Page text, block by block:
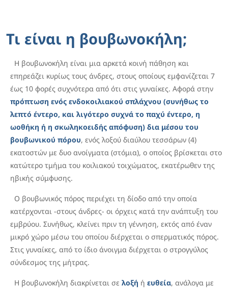
Τι είναι η βουβωνοκήλη;
Η βουβωνοκήλη είναι μια αρκετά κοινή πάθηση και
επηρεάζει κυρίως τους άνδρες, στους οποίους εμφανίζεται 7
έως 10 φορές συχνότερα από ότι στις γυναίκες. Αφορά στην
πρόπτωση ενός ενδοκοιλιακού σπλάχνου (συνήθως το
λεπτό έντερο, και λιγότερο συχνά το παχύ έντερο, η
ωοθήκη ή η σκωληκοειδής απόφυση) δια μέσου του
βουβωνικού πόρου, ενός λοξού διαύλου τεσσάρων (4)
εκατοστών με δυο ανοίγματα (στόμια), ο οποίος βρίσκεται στο
κατώτερο τμήμα του κοιλιακού τοιχώματος, εκατέρωθεν της
ηβικής σύμφυσης.
Ο βουβωνικός πόρος περιέχει τη δίοδο από την οποία
κατέρχονται -στους άνδρες- οι όρχεις κατά την ανάπτυξη του
εμβρύου. Συνήθως, κλείνει πριν τη γέννηση, εκτός από έναν
μικρό χώρο μέσω του οποίου διέρχεται ο σπερματικός πόρος.
Στις γυναίκες, από το ίδιο άνοιγμα διέρχεται ο στρογγύλος
σύνδεσμος της μήτρας.
Η βουβωνοκήλη διακρίνεται σε λοξή ή ευθεία, ανάλογα με